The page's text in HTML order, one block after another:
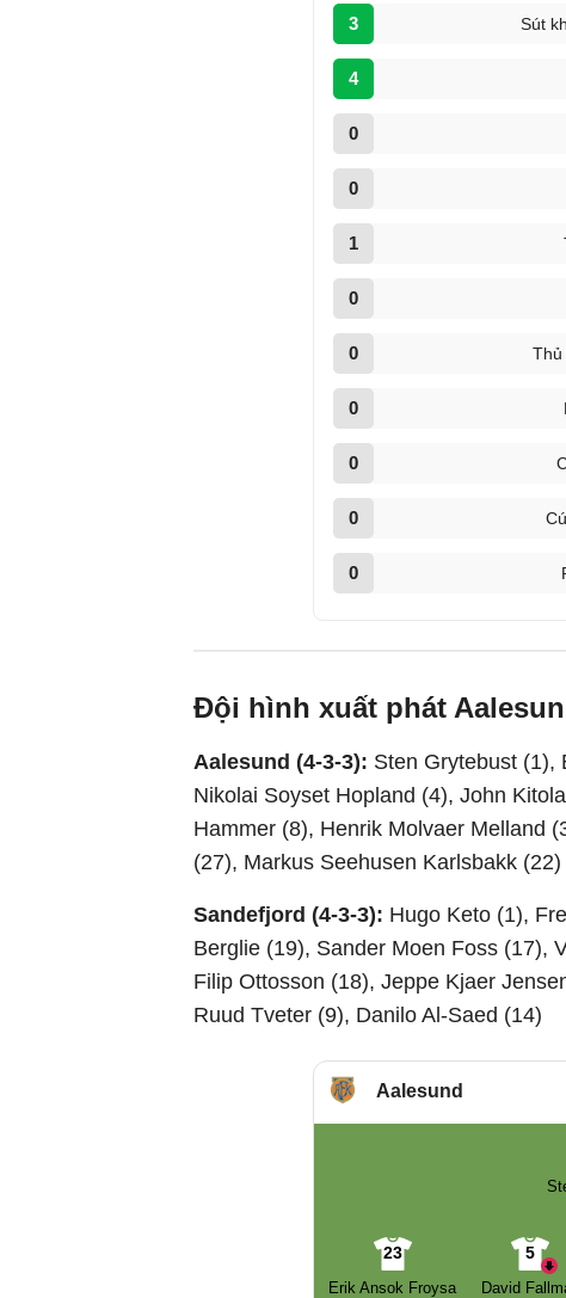
3 Sút
4
0
0
1
0
0 Thủ
0
0
0
0
Đội hình xuất phát
Aalesund (4-3-3): Sten Grytebust (1),
Nikolai Soyset Hopland (4), John
Hammer (8), Henrik Molvaer Melland
(27), Markus Seehusen Karlsbakk (22)
Sandefjord (4-3-3): Hugo Keto (1),
Berglie (19), Sander Moen Foss (17),
Filip Ottosson (18), Jeppe Kjaer
Ruud Tveter (9), Danilo Al-Saed (14)
Aalesund
23
Erik Ansok Froysa
5
David